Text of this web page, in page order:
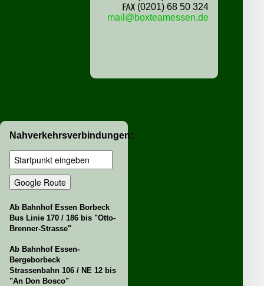
℻ (0201) 68 50 324
mail@boxteamessen.de
Nahverkehrsverbindungen:
Ab Bahnhof Essen Borbeck
Bus Linie 170 / 186 bis "Otto-
Brenner-Strasse"
Ab Bahnhof Essen-
Bergeborbeck
Strassenbahn 106 / NE 12 bis
"An Don Bosco"